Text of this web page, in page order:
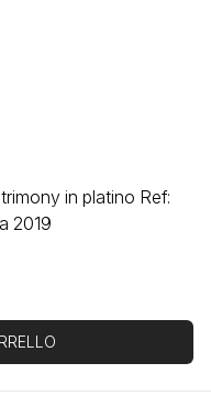
in platino Ref:
2019